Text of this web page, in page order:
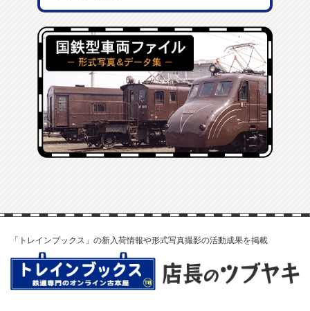
「トレインブックス」の新入荷情報や形式写真撮影の活動成果を掲載